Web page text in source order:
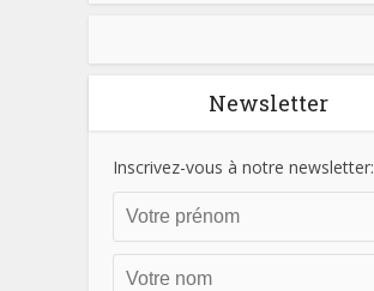
Newsletter
Inscrivez-vous à notre newsletter: